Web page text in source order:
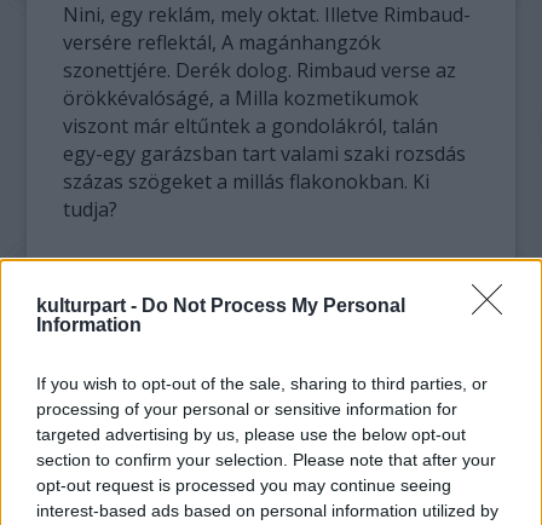
kulturpart - Do Not Process My Personal
Information
If you wish to opt-out of the sale, sharing to third parties, or
processing of your personal or sensitive information for
targeted advertising by us, please use the below opt-out
section to confirm your selection. Please note that after your
opt-out request is processed you may continue seeing
interest-based ads based on personal information utilized by
Nini, egy reklám, mely oktat. Illetve Rimbaud-
versére reflektál, A magánhangzók
szonettjére. Derék dolog. Rimbaud verse az
örökkévalóságé, a Milla kozmetikumok
viszont már eltűntek a gondolákról, talán
egy-egy garázsban tart valami szaki rozsdás
százas szögeket a millás flakonokban. Ki
tudja?
A videó megtekintéséhezAdobe Flash Player
szükséges!
Mozgópart